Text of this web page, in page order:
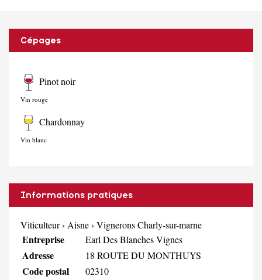
Cépages
Pinot noir
Vin rouge
Chardonnay
Vin blanc
Informations pratiques
Viticulteur› Aisne› Vignerons Charly-sur-marne
Entreprise Earl Des Blanches Vignes
Adresse 18 ROUTE DU MONTHUYS
Code postal 02310